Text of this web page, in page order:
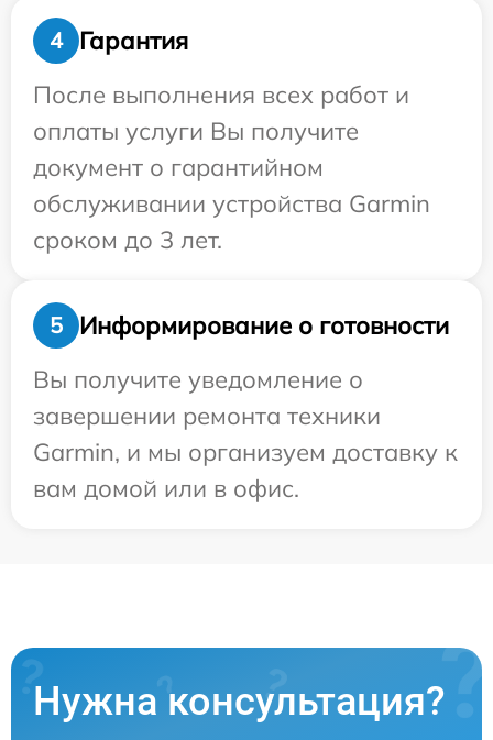
4
Гарантия
После выполнения всех работ и
оплаты услуги Вы получите
документ о гарантийном
обслуживании устройства Garmin
сроком до 3 лет.
5
Информирование о готовности
Вы получите уведомление о
завершении ремонта техники
Garmin, и мы организуем доставку к
вам домой или в офис.
Нужна консультация?